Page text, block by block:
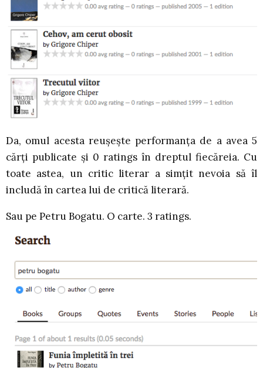
Da, omul acesta reușește performanța de a avea 5
cărți publicate și 0 ratings în dreptul fiecăreia. Cu
toate astea, un critic literar a simțit nevoia să îl
includă în cartea lui de critică literară.
Sau pe Petru Bogatu. O carte. 3 ratings.